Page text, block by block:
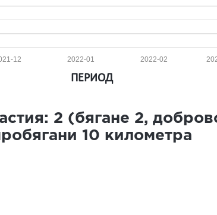
2022-02
2022-01
12
ПЕРИОД
2 (бягане 2,
10 километра